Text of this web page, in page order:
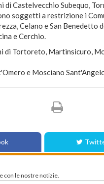
di Castelvecchio Subequo,
soggetti a restrizione i
Celano e San Benedetto
e Cerchio.
di Tortoreto, Martinsicuro,
e Mosciano
con le nostre notizie.